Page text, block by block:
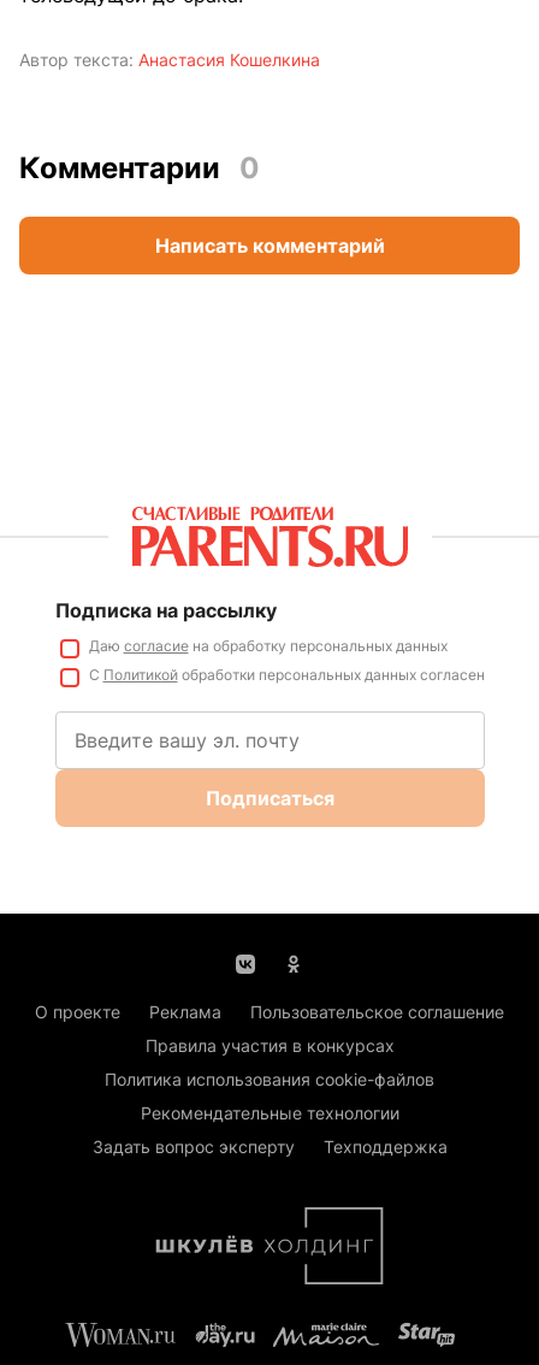
Автор текста: Анастасия Кошелкина
Комментарии 0
Написать комментарий
Подписка на рассылку
Даю согласиена обработку персональных данных
С Политикойобработки персональных данных согласен
Подписаться
О проекте Реклама
Пользовательское соглашение
Правила участия в конкурсах
Политика использования cookie-файлов
Рекомендательные технологии
Задать вопрос эксперту
Техподдержка